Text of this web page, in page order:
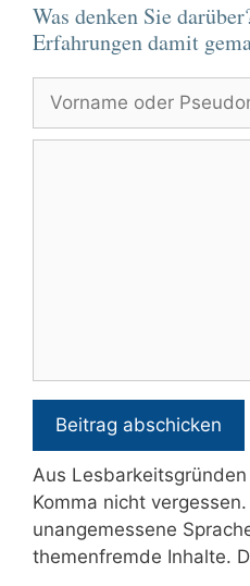
Was denken Sie
Erfahrungen damit
Vorname
Pseudonym
Aus
Komma nicht
unangemessene
themenfremde Inhalte.